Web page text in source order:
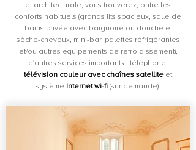
et architecturale, vous trouverez, outre les
conforts habituels (grands lits spacieux, salle de
bains privée avec baignoire ou douche et
sèche-cheveux, mini-bar, palettes réfrigérantes
et/ou autres équipements de refroidissement),
d'autres services importants : téléphone,
télévision couleur avec chaînes satellite et
système Internet wi-fi (sur demande).